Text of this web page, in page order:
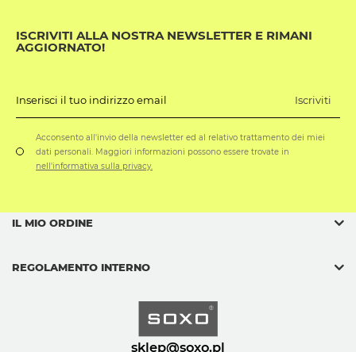
ISCRIVITI ALLA NOSTRA NEWSLETTER E RIMANI
AGGIORNATO!
Inserisci il tuo indirizzo email Iscriviti
Acconsento all'invio della newsletter ed al relativo trattamento dei miei
dati personali. Maggiori informazioni possono essere trovate in
nell'informativa sulla privacy.
sklep@soxo.pl
IL MIO ORDINE
REGOLAMENTO INTERNO